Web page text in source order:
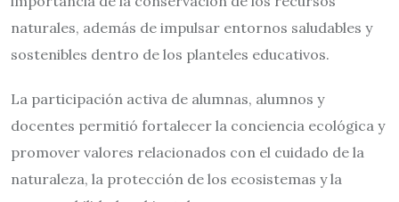
naturales, además de impulsar entornos saludables y
sostenibles dentro de los planteles educativos.
La participación activa de alumnas, alumnos y
docentes permitió fortalecer la conciencia ecológica y
promover valores relacionados con el cuidado de la
naturaleza, la protección de los ecosistemas y la